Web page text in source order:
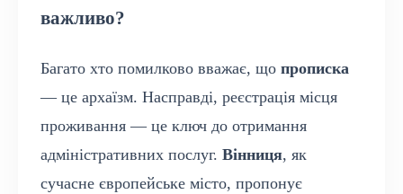
важливо?
Багато хто помилково вважає, що прописка
— це архаїзм. Насправді, реєстрація місця
проживання — це ключ до отримання
адміністративних послуг. Вінниця, як
сучасне європейське місто, пропонує